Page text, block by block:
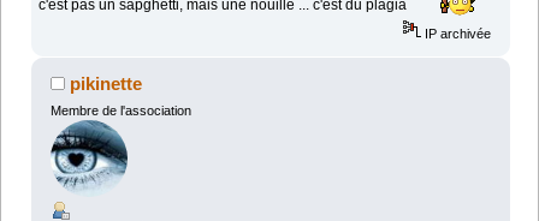
c'est pas un sapghetti, mais une nouille ... c'est du plagia
IP archivée
pikinette
Membre de l'association